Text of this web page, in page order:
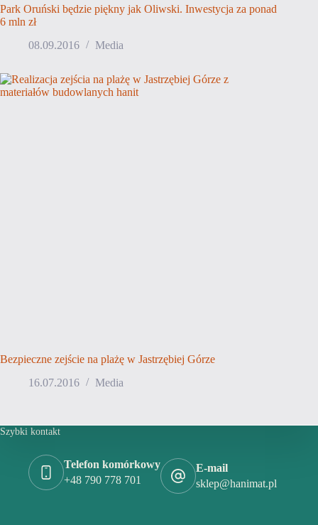
Park Oruński będzie piękny jak Oliwski. Inwestycja za ponad
6 mln zł
08.09.2016
Media
Bezpieczne zejście na plażę w Jastrzębiej Górze
16.07.2016
Media
Szybki kontakt
Telefon komórkowy
+48 790 778 701
E-mail
sklep@hanimat.pl